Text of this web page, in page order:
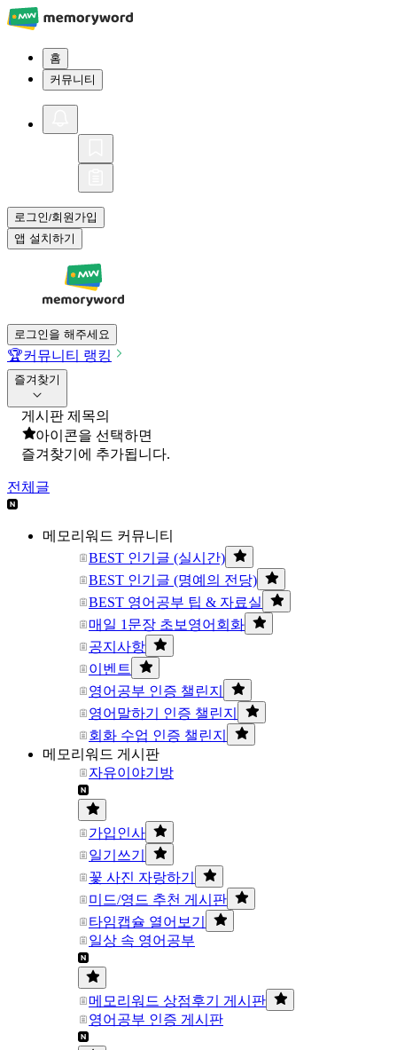
홈
커뮤니티
로그인/회원가입
앱 설치하기
로그인을 해주세요
🏆커뮤니티 랭킹
즐겨찾기
게시판 제목의
아이콘을 선택하면
즐겨찾기에 추가됩니다.
전체글
메모리워드 커뮤니티
BEST 인기글 (실시간)
BEST 인기글 (명예의 전당)
BEST 영어공부 팁 & 자료실
매일 1문장 초보영어회화
공지사항
이벤트
영어공부 인증 챌린지
영어말하기 인증 챌린지
회화 수업 인증 챌린지
메모리워드 게시판
자유이야기방
가입인사
일기쓰기
꽃 사진 자랑하기
미드/영드 추천 게시판
타임캡슐 열어보기
일상 속 영어공부
메모리워드 상점후기 게시판
영어공부 인증 게시판